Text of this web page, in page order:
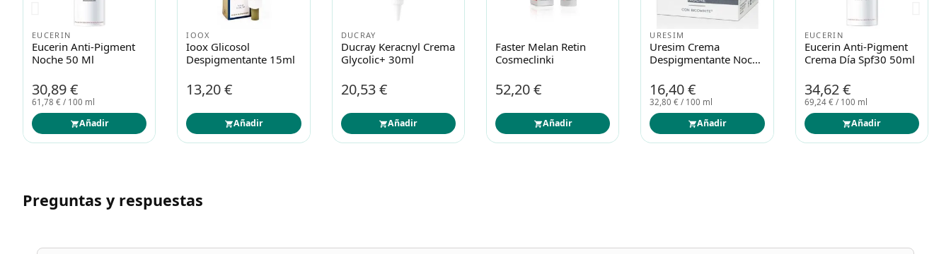
DUCRAY
Ducray Keracnyl Crema
Glycolic+ 30ml
20,53 €
Añadir
Faster Melan Retin
Cosmeclinki
52,20 €
Añadir
URESIM
Uresim Crema
Despigmentante Noche
16,40 €
Añadir
Eucerin Anti-Pigment
Crema Día Spf30 50ml
34,62 €
Añadir
Añadir Añadir
Preguntas y respuestas